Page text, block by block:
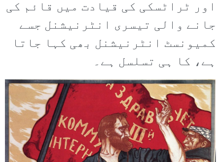
اور ٹراٹسکی کی قیادت میں قائم کی
جانے والی تیسری انٹرنیشنل جسے
کمیونسٹ انٹرنیشنل بھی کہا جاتا
ہے، کا ہی تسلسل ہے۔